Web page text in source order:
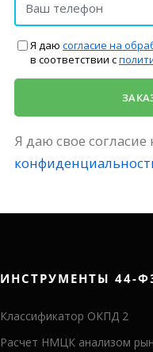
Я даю согласие на
в соответствии с
Я даю свое
ИНСТРУМЕНТЫ 44-
Классификатор ОКПД 2
Расчет НМЦК анализом